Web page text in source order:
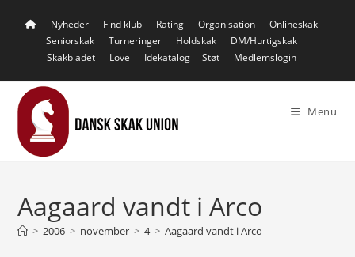
Nyheder Find klub Rating Organisation
Onlineskak
Seniorskak
Turneringer Holdskak
DM/Hurtigskak
Skakbladet
Love Idekatalog Støt Medlemslogin
Menu
Aagaard vandt i Arco
> 2006 > november > 4 > Aagaard vandt i Arco